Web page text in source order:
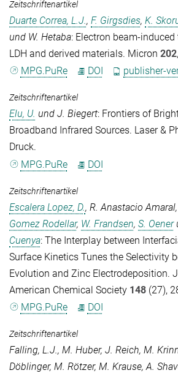
Zeitschriftenartikel
Duarte Correa, L.J., F. Girgsdies, K.
und W. Hetaba: Electron beam-
LDH and derived materials. Micron 202
MPG.PuRe
DOI publisher-
Zeitschriftenartikel
Elu, U. und J. Biegert: Frontiers of
Broadband Infrared Sources. Laser &
Druck.
MPG.PuRe
DOI
Zeitschriftenartikel
Escalera Lopez, D., R. Anastacio Amaral,
Gomez Rodellar, W. Frandsen, S. Oener
Cuenya: The Interplay between
Surface Kinetics Tunes the Selectivity
Evolution and Zinc Electrodeposition.
American Chemical Society 148 (27),
MPG.PuRe
DOI
Zeitschriftenartikel
Falling, L.J., M. Huber, J. Reich, M.
Döblinger, M. Rötzer, M. Krause, A.